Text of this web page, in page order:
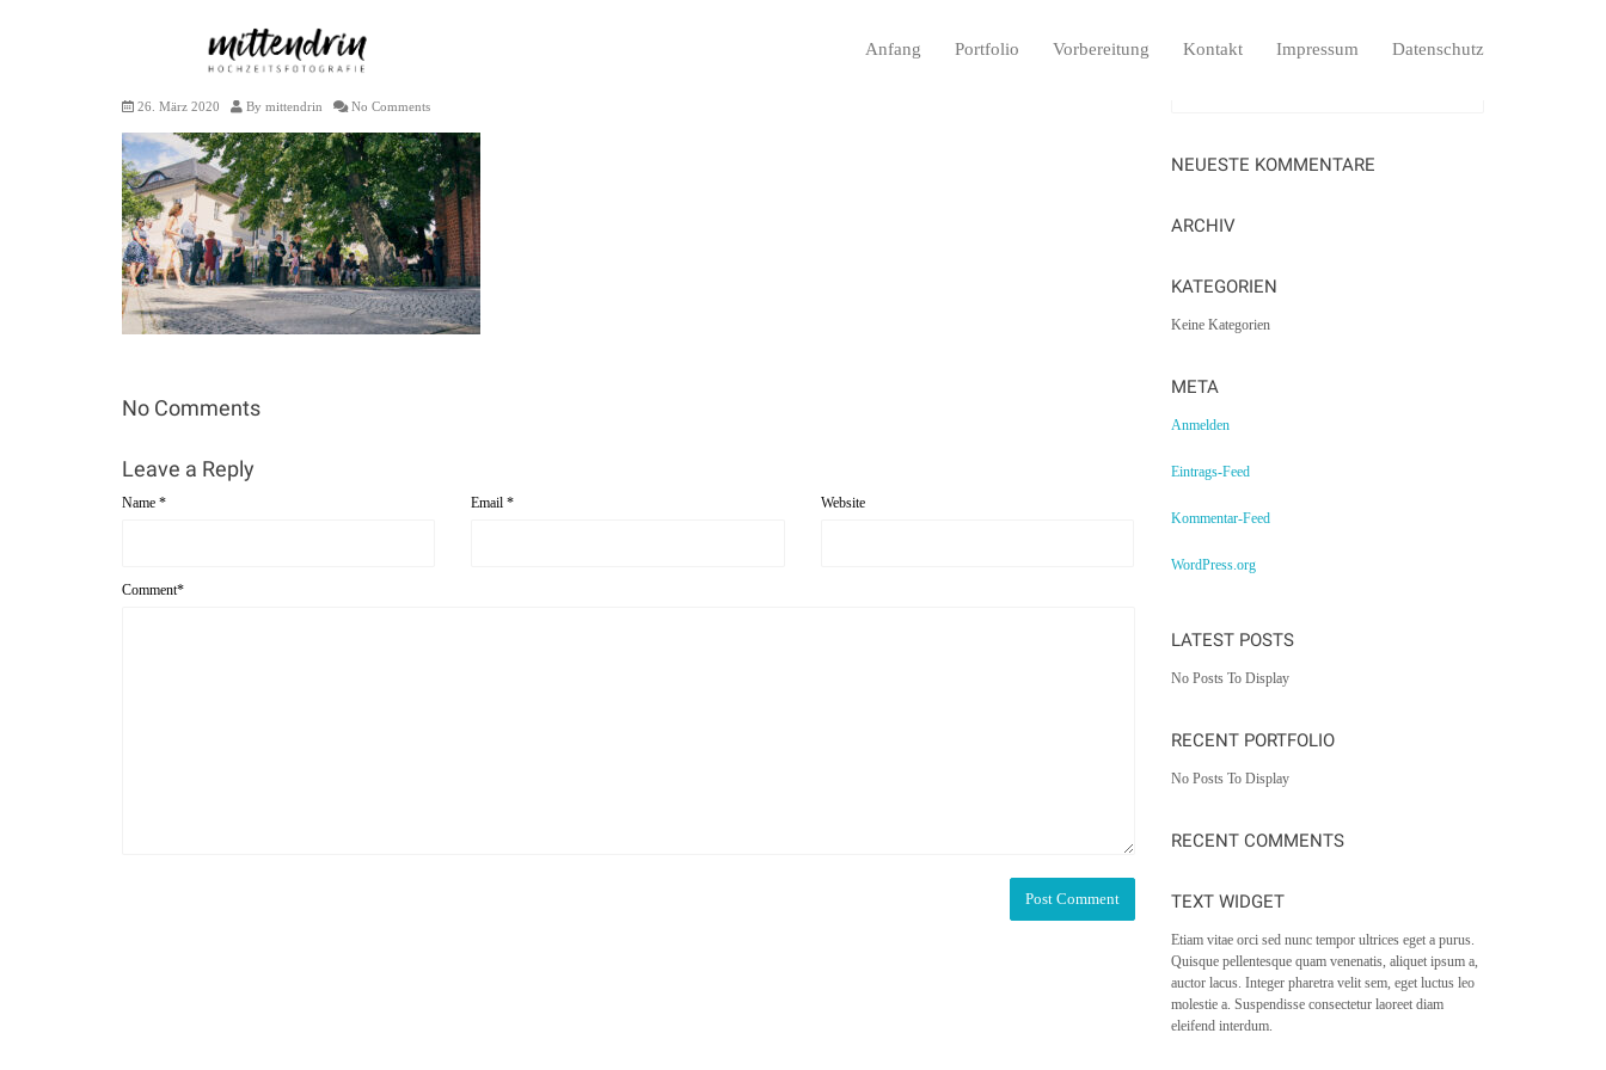
Anfang Portfolio Vorbereitung Kontakt Impressum Datenschutz
Hochzeit Anja + Thomas kleine Dateien – 17
26. März 2020 By mittendrin No Comments
No Comments
Leave a Reply
Name * Email* Website
Comment*
NEUESTE KOMMENTARE
ARCHIV
KATEGORIEN
Keine Kategorien
META
Anmelden
Eintrags-Feed
Kommentar-Feed
WordPress.org
LATEST POSTS
No Posts To Display
RECENT PORTFOLIO
No Posts To Display
RECENT COMMENTS
TEXT WIDGET
Etiam vitae orci sed nunc tempor ultrices eget a purus.
Quisque pellentesque quam venenatis, aliquet ipsum a,
auctor lacus. Integer pharetra velit sem, eget luctus leo
molestie a. Suspendisse consectetur laoreet diam
eleifend interdum.